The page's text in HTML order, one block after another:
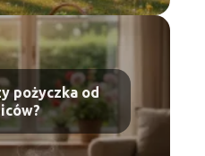
pożyczka od